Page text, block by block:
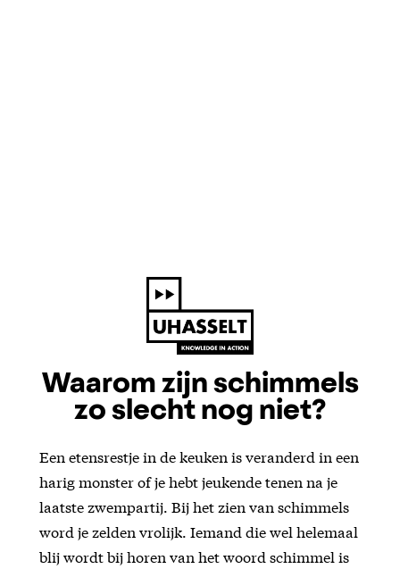
Waarom zijn schimmels
zo slecht nog niet?
Een etensrestje in de keuken is veranderd in een
harig monster of je hebt jeukende tenen na je
laatste zwempartij. Bij het zien van schimmels
word je zelden vrolijk. Iemand die wel helemaal
blij wordt bij horen van het woord schimmel is